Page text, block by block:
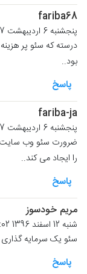
fariba68
پنجشنبه 6 اردیبهشت 1397 13:41
درسته که سئو پر
بود..
پاسخ
fariba-ja
پنجشنبه 6 اردیبهشت 1397 13:39
ضرورت سئو وب
را ایجاد می کند..
پاسخ
مریم خودسوز
شنبه 12 اسفند 1396 20:02
سئو یک سرمایه گذاری
پاسخ